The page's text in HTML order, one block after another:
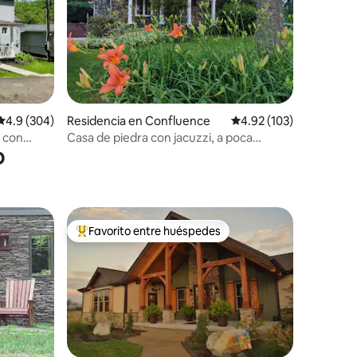
promedio: 4.9 de 5; 304 evaluaciones
4.9 (304)
Residencia en Confluence Calificación promedio:
4.92 (103)
Casa de piedra con jacuzzi, a poca
De los mejores en Favorito entre huéspedes
Favorito entre huéspedes